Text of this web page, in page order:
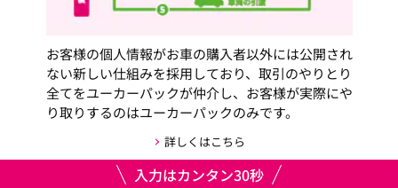
お客様の個人情報がお車の購入者以外には公開され
ない新しい仕組みを採用しており、取引のやりとり
全てをユーカーパックが仲介し、お客様が実際にや
り取りするのはユーカーパックのみです。
詳しくはこちら
入力はカンタン30秒